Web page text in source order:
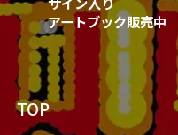
アートブック販売中
TOP